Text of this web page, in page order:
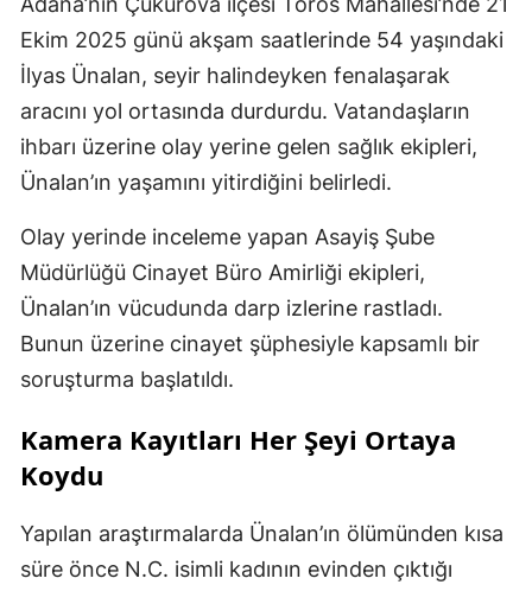
Ekim 2025 günü akşam saatlerinde 54 yaşındaki
İlyas Ünalan, seyir halindeyken fenalaşarak
aracını yol ortasında durdurdu. Vatandaşların
ihbarı üzerine olay yerine gelen sağlık ekipleri,
Ünalan’ın yaşamını yitirdiğini belirledi.
Olay yerinde inceleme yapan Asayiş Şube
Müdürlüğü Cinayet Büro Amirliği ekipleri,
Ünalan’ın vücudunda darp izlerine rastladı.
Bunun üzerine cinayet şüphesiyle kapsamlı bir
soruşturma başlatıldı.
Kamera Kayıtları Her Şeyi Ortaya
Koydu
Yapılan araştırmalarda Ünalan’ın ölümünden kısa
süre önce N.C. isimli kadının evinden çıktığı